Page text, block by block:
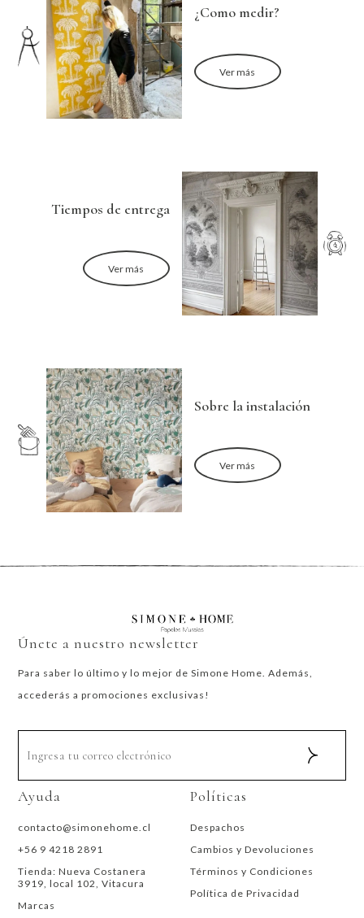
¿Como medir?
Ver más
Tiempos de entrega
Ver más
Sobre la instalación
Ver más
Únete a nuestro newsletter
Para saber lo último y lo mejor de Simone Home. Además,
accederás a promociones exclusivas!
Ayuda
contacto@simonehome.cl
+56 9 4218 2891
Tienda: Nueva Costanera
3919, local 102, Vitacura
Marcas
Políticas
Despachos
Cambios y Devoluciones
Términos y Condiciones
Política de Privacidad